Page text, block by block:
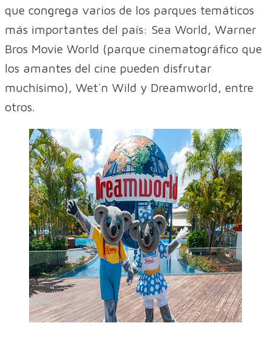
que congrega varios de los parques temáticos
más importantes del país: Sea World, Warner
Bros Movie World (parque cinematográfico que
los amantes del cine pueden disfrutar
muchísimo), Wet´n Wild y Dreamworld, entre
otros.